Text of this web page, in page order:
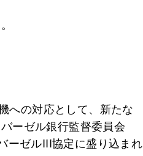
への対応として、新たな
ーゼル銀行監督委員会
ーゼルIII協定に盛り込まれ